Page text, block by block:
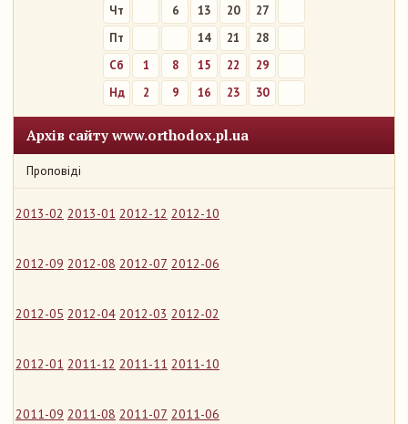
Чт
6 13 20
27
Пт
14 21
28
Сб
1 8 15 22
29
Нд
2 9 16 23 30
Архів сайту www.orthodox.pl.ua
Проповіді
2013-02 2013-01 2012-12 2012-10
2012-09 2012-08 2012-07 2012-06
2012-05 2012-04 2012-03 2012-02
2012-01 2011-12 2011-11 2011-10
2011-09 2011-08 2011-07 2011-06